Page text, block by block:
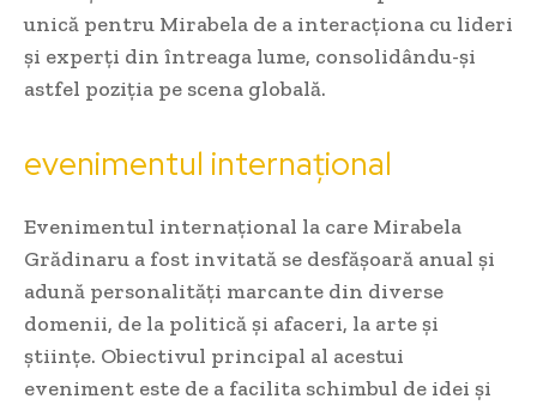
unică pentru Mirabela de a interacționa cu lideri
și experți din întreaga lume, consolidându-și
astfel poziția pe scena globală.
evenimentul internațional
Evenimentul internațional la care Mirabela
Grădinaru a fost invitată se desfășoară anual și
adună personalități marcante din diverse
domenii, de la politică și afaceri, la arte și
științe. Obiectivul principal al acestui
eveniment este de a facilita schimbul de idei și